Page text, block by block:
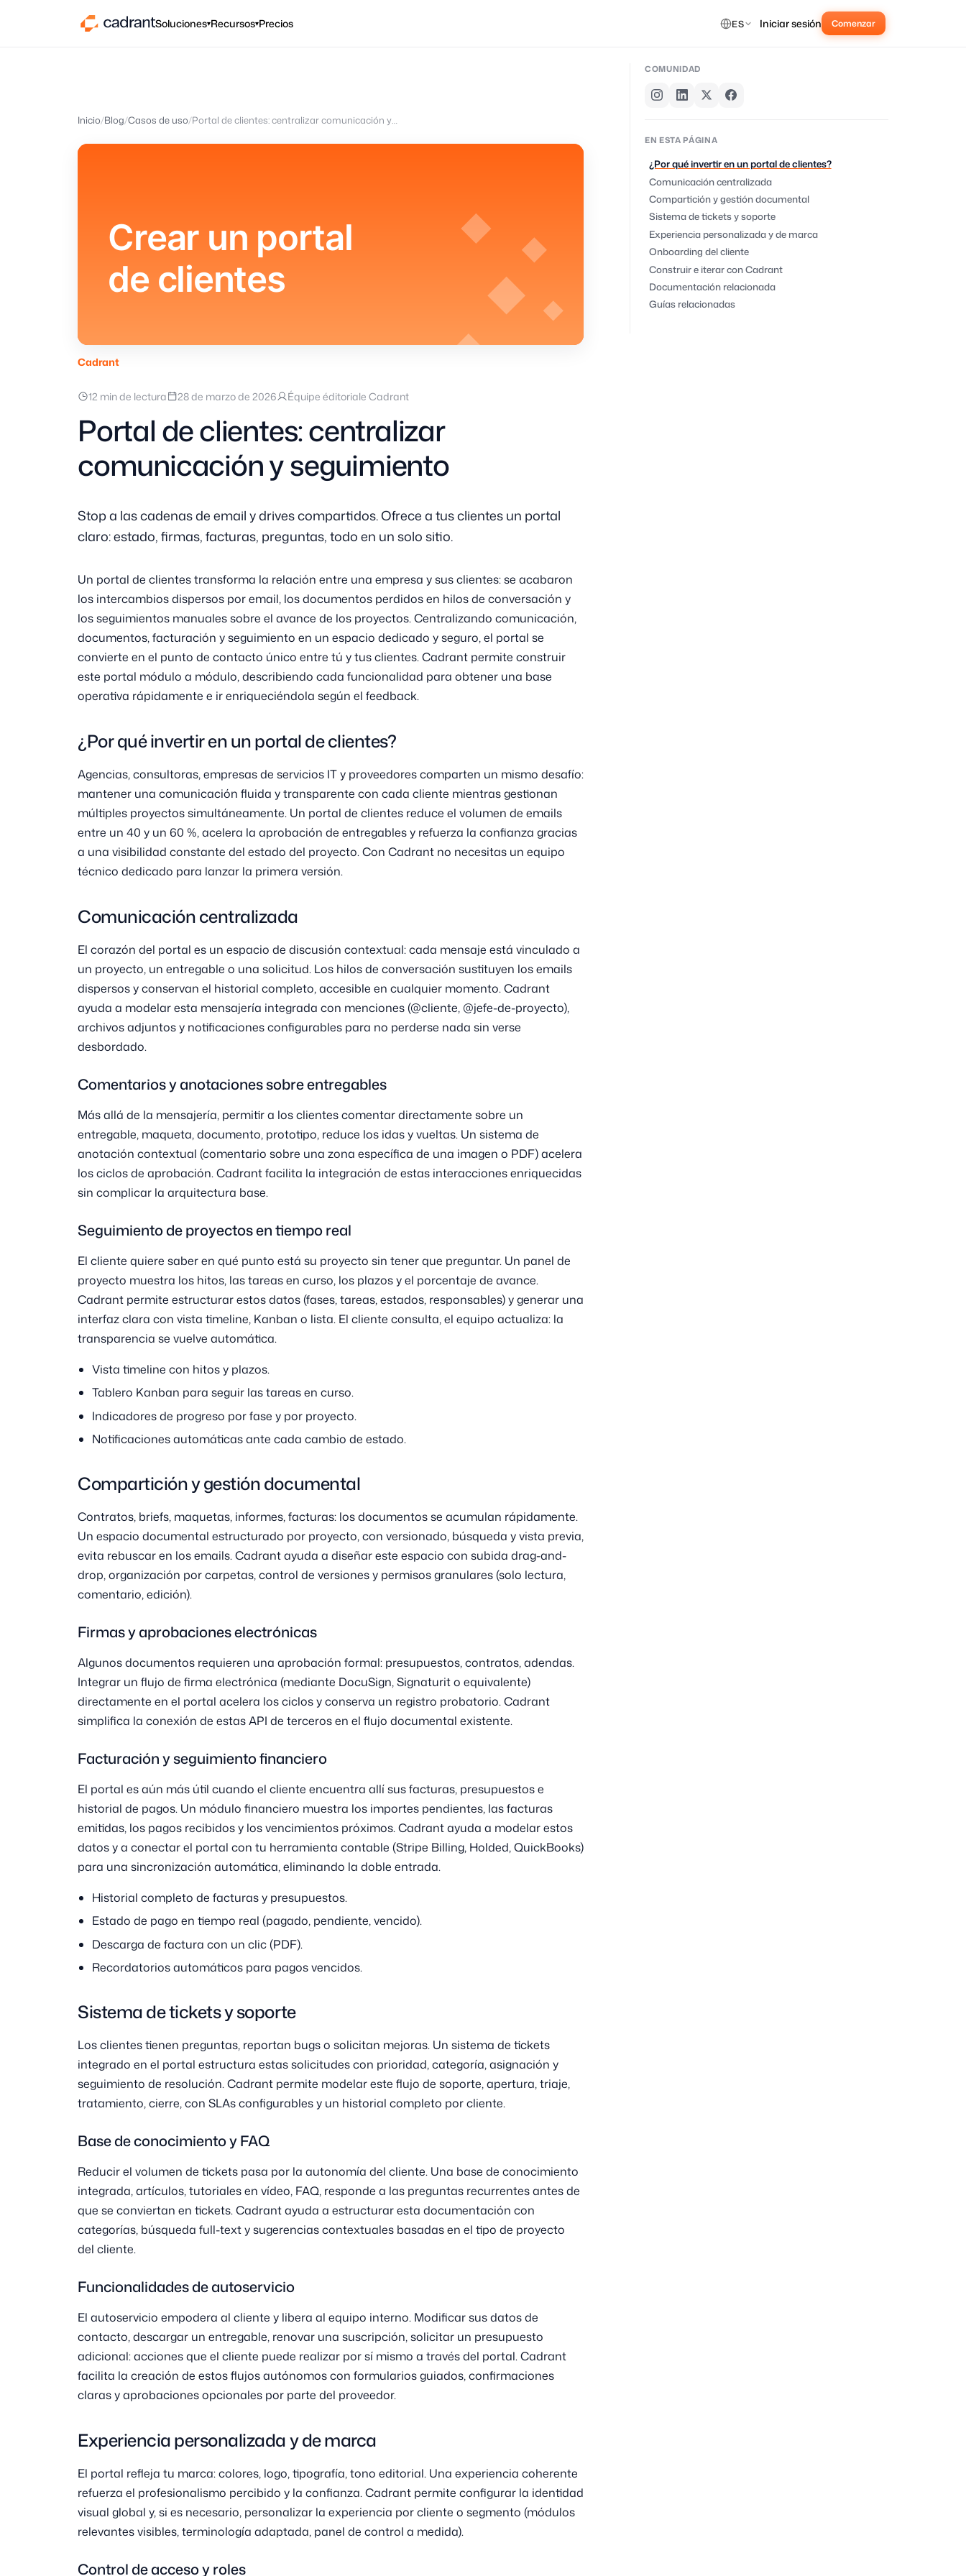
Soluciones▾Recursos▾Precios ES Iniciar sesión Comenzar
Inicio Blog Casos de uso Portal de clientes: centralizar comunicación y seguimiento
Crear un portal
de clientes
Cadrant
12 min de lectura 28 de marzo de 2026 Équipe éditoriale Cadrant
Portal de clientes: centralizar
comunicación y seguimiento
Stop a las cadenas de email y drives compartidos. Ofrece a tus clientes un portal
claro: estado, firmas, facturas, preguntas, todo en un solo sitio.
Un portal de clientes transforma la relación entre una empresa y sus clientes: se acabaron
los intercambios dispersos por email, los documentos perdidos en hilos de conversación y
los seguimientos manuales sobre el avance de los proyectos. Centralizando comunicación,
documentos, facturación y seguimiento en un espacio dedicado y seguro, el portal se
convierte en el punto de contacto único entre tú y tus clientes. Cadrant permite construir
este portal módulo a módulo, describiendo cada funcionalidad para obtener una base
operativa rápidamente e ir enriqueciéndola según el feedback.
¿Por qué invertir en un portal de clientes?
Agencias, consultoras, empresas de servicios IT y proveedores comparten un mismo desafío:
mantener una comunicación fluida y transparente con cada cliente mientras gestionan
múltiples proyectos simultáneamente. Un portal de clientes reduce el volumen de emails
entre un 40 y un 60 %, acelera la aprobación de entregables y refuerza la confianza gracias
a una visibilidad constante del estado del proyecto. Con Cadrant no necesitas un equipo
técnico dedicado para lanzar la primera versión.
Comunicación centralizada
El corazón del portal es un espacio de discusión contextual: cada mensaje está vinculado a
un proyecto, un entregable o una solicitud. Los hilos de conversación sustituyen los emails
dispersos y conservan el historial completo, accesible en cualquier momento. Cadrant
ayuda a modelar esta mensajería integrada con menciones (@cliente, @jefe-de-proyecto),
archivos adjuntos y notificaciones configurables para no perderse nada sin verse
desbordado.
Comentarios y anotaciones sobre entregables
Más allá de la mensajería, permitir a los clientes comentar directamente sobre un
entregable, maqueta, documento, prototipo, reduce los idas y vueltas. Un sistema de
anotación contextual (comentario sobre una zona específica de una imagen o PDF) acelera
los ciclos de aprobación. Cadrant facilita la integración de estas interacciones enriquecidas
sin complicar la arquitectura base.
Seguimiento de proyectos en tiempo real
El cliente quiere saber en qué punto está su proyecto sin tener que preguntar. Un panel de
proyecto muestra los hitos, las tareas en curso, los plazos y el porcentaje de avance.
Cadrant permite estructurar estos datos (fases, tareas, estados, responsables) y generar una
interfaz clara con vista timeline, Kanban o lista. El cliente consulta, el equipo actualiza: la
transparencia se vuelve automática.
Vista timeline con hitos y plazos.
Tablero Kanban para seguir las tareas en curso.
Indicadores de progreso por fase y por proyecto.
Notificaciones automáticas ante cada cambio de estado.
Compartición y gestión documental
Contratos, briefs, maquetas, informes, facturas: los documentos se acumulan rápidamente.
Un espacio documental estructurado por proyecto, con versionado, búsqueda y vista previa,
evita rebuscar en los emails. Cadrant ayuda a diseñar este espacio con subida drag-and-
drop, organización por carpetas, control de versiones y permisos granulares (solo lectura,
comentario, edición).
Firmas y aprobaciones electrónicas
Algunos documentos requieren una aprobación formal: presupuestos, contratos, adendas.
Integrar un flujo de firma electrónica (mediante DocuSign, Signaturit o equivalente)
directamente en el portal acelera los ciclos y conserva un registro probatorio. Cadrant
simplifica la conexión de estas API de terceros en el flujo documental existente.
Facturación y seguimiento financiero
El portal es aún más útil cuando el cliente encuentra allí sus facturas, presupuestos e
historial de pagos. Un módulo financiero muestra los importes pendientes, las facturas
emitidas, los pagos recibidos y los vencimientos próximos. Cadrant ayuda a modelar estos
datos y a conectar el portal con tu herramienta contable (Stripe Billing, Holded, QuickBooks)
para una sincronización automática, eliminando la doble entrada.
Historial completo de facturas y presupuestos.
Estado de pago en tiempo real (pagado, pendiente, vencido).
Descarga de factura con un clic (PDF).
Recordatorios automáticos para pagos vencidos.
Sistema de tickets y soporte
Los clientes tienen preguntas, reportan bugs o solicitan mejoras. Un sistema de tickets
integrado en el portal estructura estas solicitudes con prioridad, categoría, asignación y
seguimiento de resolución. Cadrant permite modelar este flujo de soporte, apertura, triaje,
tratamiento, cierre, con SLAs configurables y un historial completo por cliente.
Base de conocimiento y FAQ
Reducir el volumen de tickets pasa por la autonomía del cliente. Una base de conocimiento
integrada, artículos, tutoriales en vídeo, FAQ, responde a las preguntas recurrentes antes de
que se conviertan en tickets. Cadrant ayuda a estructurar esta documentación con
categorías, búsqueda full-text y sugerencias contextuales basadas en el tipo de proyecto
del cliente.
Funcionalidades de autoservicio
El autoservicio empodera al cliente y libera al equipo interno. Modificar sus datos de
contacto, descargar un entregable, renovar una suscripción, solicitar un presupuesto
adicional: acciones que el cliente puede realizar por sí mismo a través del portal. Cadrant
facilita la creación de estos flujos autónomos con formularios guiados, confirmaciones
claras y aprobaciones opcionales por parte del proveedor.
Experiencia personalizada y de marca
El portal refleja tu marca: colores, logo, tipografía, tono editorial. Una experiencia coherente
refuerza el profesionalismo percibido y la confianza. Cadrant permite configurar la identidad
visual global y, si es necesario, personalizar la experiencia por cliente o segmento (módulos
relevantes visibles, terminología adaptada, panel de control a medida).
Control de acceso y roles
COMUNIDAD
EN ESTA PÁGINA
¿Por qué invertir en un portal de clientes?
Comunicación centralizada
Compartición y gestión documental
Sistema de tickets y soporte
Experiencia personalizada y de marca
Onboarding del cliente
Construir e iterar con Cadrant
Documentación relacionada
Guías relacionadas